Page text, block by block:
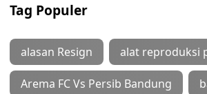
Tag Populer
alasan Resign alat reproduksi
Arema FC Vs Persib Bandung